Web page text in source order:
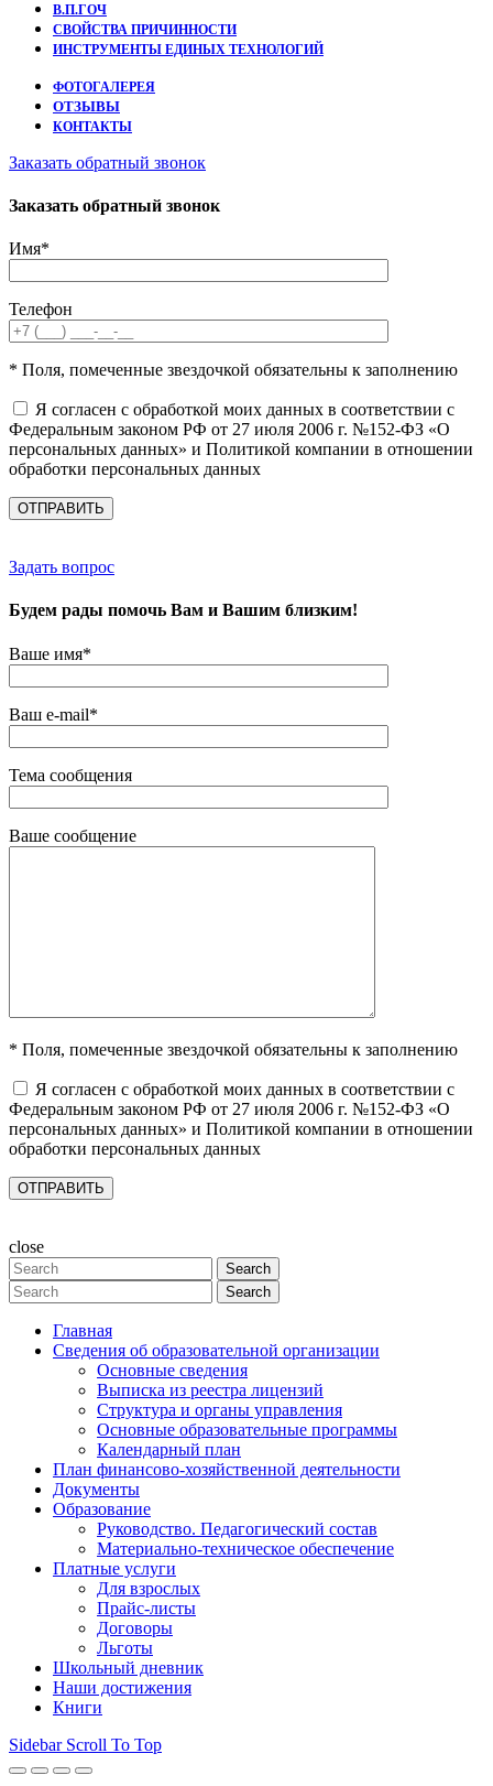
В.П.ГОЧ
СВОЙСТВА ПРИЧИННОСТИ
ИНСТРУМЕНТЫ ЕДИНЫХ ТЕХНОЛОГИЙ
ФОТОГАЛЕРЕЯ
ОТЗЫВЫ
КОНТАКТЫ
Заказать обратный звонок
Заказать обратный звонок
Имя*
Телефон
* Поля, помеченные звездочкой обязательны к заполнению
Я согласен с обработкой моих данных в соответствии с
Федеральным законом РФ от 27 июля 2006 г. №152-ФЗ «О
персональных данных» и Политикой компании в отношении
обработки персональных данных
Задать вопрос
Будем рады помочь Вам и Вашим близким!
Ваше имя*
Ваш e-mail*
Тема сообщения
Ваше сообщение
* Поля, помеченные звездочкой обязательны к заполнению
Я согласен с обработкой моих данных в соответствии с
Федеральным законом РФ от 27 июля 2006 г. №152-ФЗ «О
персональных данных» и Политикой компании в отношении
обработки персональных данных
close
Search
Search
Главная
Сведения об образовательной организации
Основные сведения
Выписка из реестра лицензий
Структура и органы управления
Основные образовательные программы
Календарный план
План финансово-хозяйственной деятельности
Документы
Образование
Руководство. Педагогический состав
Материально-техническое обеспечение
Платные услуги
Для взрослых
Прайс-листы
Договоры
Льготы
Школьный дневник
Наши достижения
Книги
Sidebar Scroll To Top